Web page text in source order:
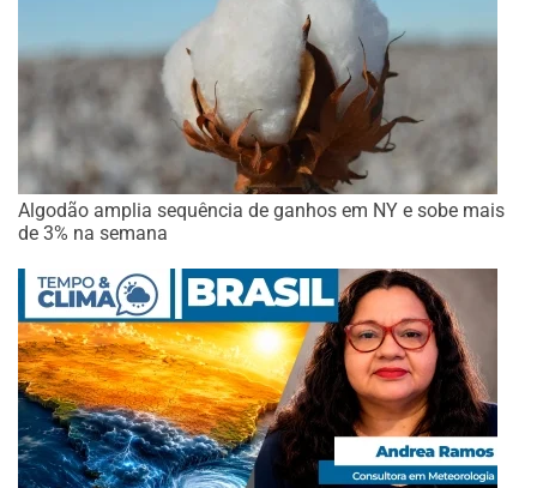
Algodão amplia sequência de ganhos em NY e sobe mais
de 3% na semana